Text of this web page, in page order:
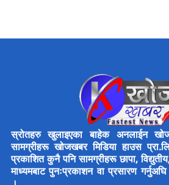
स्रोतहरु खुलाइएका बाहेक अनलाईन
सामग्रीहरू खोजखबर मिडिया हाउस
प्रकाशित कुनै पनि सामग्रीहरू छापा,
माध्यमबाट पुनःप्रकाशन वा प्रसारण